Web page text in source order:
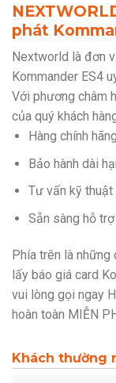
phát
Nextworld là đơn
Kommander ES4
Với phương châm
của quý khách
Hàng chính
Bảo hành dài
Tư vấn kỹ thuật
Sẵn sàng hỗ
Phía trên là những
lấy báo giá card
vui lòng gọi ngay
hoàn toàn MIỄN
Khách thường